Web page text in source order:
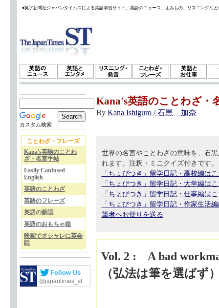
●英字新聞社ジャパンタイムズによる英語学習サイト。英語のニュース、よみもの、リスニングな
カスタム検索
ことわざ・フレーズ
Kana's英語のことわ
ざ・名言手帖
Easily Confused
English
英語のことわざ
英語のフレーズ
英語の新語
英語のおもちゃ箱
映画でオシャレに英会
話
Follow Us
@japantimes_st
Kana's英語のことわざ・
By Kana Ishiguro / 石黒 加奈
世界の名言やことわざの意味を、石
れます。注釈・ミニクイズ付きです。
「ちょびつき」留学日記・高校編は
「ちょびつき」留学日記・大学編は
「ちょびつき」留学日記・仕事編は
「ちょびつき」留学日記・作家生活
筆者へお便りを送る
Vol. 2 : A bad
（弘法は筆を選ばず